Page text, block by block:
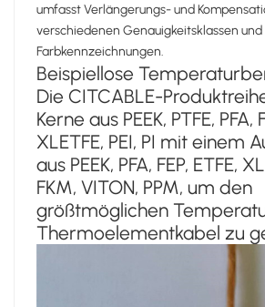
umfasst Verlängerungs- und
verschiedenen Genauigkeitsklassen und
Farbkennzeichnungen.
Beispiellose
Die CITCABLE-
Kerne aus PEEK, PTFE, PFA,
XLETFE, PEI, PI mit einem
aus PEEK, PFA, FEP, ETFE,
FKM, VITON, PPM, um den
größtmöglichen
Thermoelementkabel zu